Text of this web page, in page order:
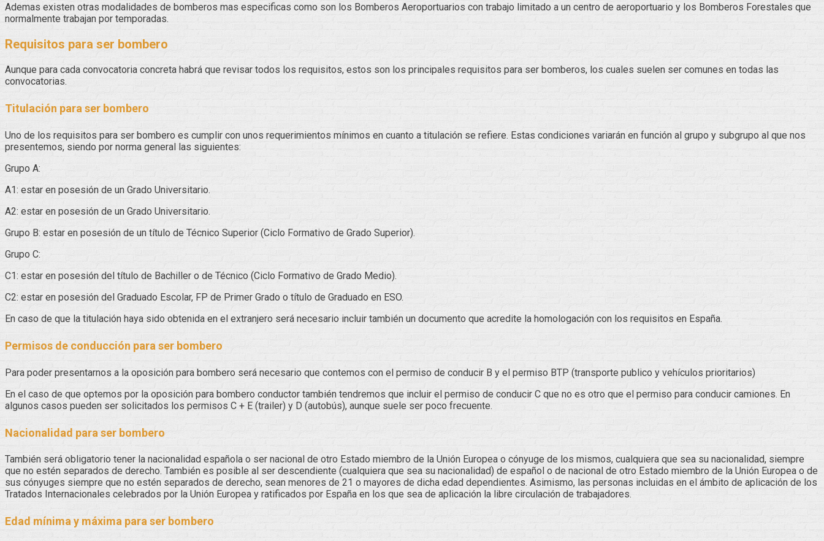
Ademas existen otras modalidades de bomberos mas especificas como son los Bomberos Aeroportuarios con trabajo limitado a un centro de aeroportuario y los Bomberos Forestales que
normalmente trabajan por temporadas.
Requisitos para ser bombero
Aunque para cada convocatoria concreta habrá que revisar todos los requisitos, estos son los principales requisitos para ser bomberos, los cuales suelen ser comunes en todas las
convocatorias.
Titulación para ser bombero
Uno de los requisitos para ser bombero es cumplir con unos requerimientos mínimos en cuanto a titulación se refiere. Estas condiciones variarán en función al grupo y subgrupo al que nos
presentemos, siendo por norma general las siguientes:
Grupo A:
A1: estar en posesión de un Grado Universitario.
A2: estar en posesión de un Grado Universitario.
Grupo B: estar en posesión de un título de Técnico Superior (Ciclo Formativo de Grado Superior).
Grupo C:
C1: estar en posesión del título de Bachiller o de Técnico (Ciclo Formativo de Grado Medio).
C2: estar en posesión del Graduado Escolar, FP de Primer Grado o título de Graduado en ESO.
En caso de que la titulación haya sido obtenida en el extranjero será necesario incluir también un documento que acredite la homologación con los requisitos en España.
Permisos de conducción para ser bombero
Para poder presentarnos a la oposición para bombero será necesario que contemos con el permiso de conducir B y el permiso BTP (transporte publico y vehículos prioritarios)
En el caso de que optemos por la oposición para bombero conductor también tendremos que incluir el permiso de conducir C que no es otro que el permiso para conducir camiones. En
algunos casos pueden ser solicitados los permisos C + E (trailer) y D (autobús), aunque suele ser poco frecuente.
Nacionalidad para ser bombero
También será obligatorio tener la nacionalidad española o ser nacional de otro Estado miembro de la Unión Europea o cónyuge de los mismos, cualquiera que sea su nacionalidad, siempre
que no estén separados de derecho. También es posible al ser descendiente (cualquiera que sea su nacionalidad) de español o de nacional de otro Estado miembro de la Unión Europea o de
sus cónyuges siempre que no estén separados de derecho, sean menores de 21 o mayores de dicha edad dependientes. Asimismo, las personas incluidas en el ámbito de aplicación de los
Tratados Internacionales celebrados por la Unión Europea y ratificados por España en los que sea de aplicación la libre circulación de trabajadores.
Edad mínima y máxima para ser bombero